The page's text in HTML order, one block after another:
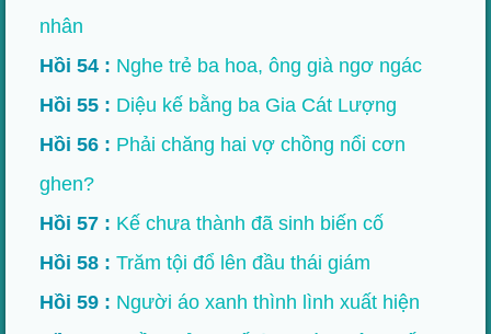
nhân
Hồi 54 : Nghe trẻ ba hoa, ông già ngơ ngác
Hồi 55 : Diệu kế bằng ba Gia Cát Lượng
Hồi 56 : Phải chăng hai vợ chồng nổi cơn
ghen?
Hồi 57 : Kế chưa thành đã sinh biến cố
Hồi 58 : Trăm tội đổ lên đầu thái giám
Hồi 59 : Người áo xanh thình lình xuất hiện